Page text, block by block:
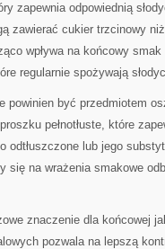
zapewnia odpowiednią
zawierać cukier trzcinowy
wpływa na końcowy
regularnie spożywają
powinien być przedmiotem
pełnotłuste, które
odtłuszczone lub jego
się na wrażenia smakowe
znaczenie dla końcowej
pozwala na lepszą